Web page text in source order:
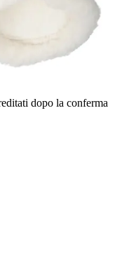
dopo la conferma